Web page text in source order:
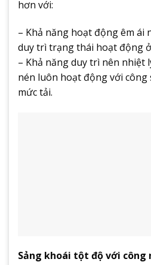
hơn với:
– Khả năng hoạt động êm ái
duy trì trạng thái hoạt động
– Khả năng duy trì nên nhiệt
nén luôn hoạt động với
mức tải.
Sảng khoái tột độ với công